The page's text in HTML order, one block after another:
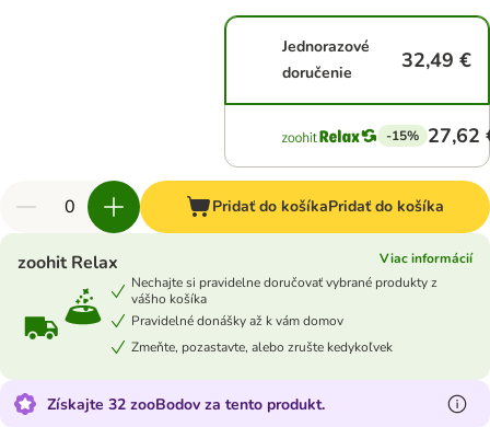
Jednorazové
doručenie
32,49 €
-15% 27,62
Pridať do košíkaPridať do košíka
zoohit Relax
Viac informácií
Nechajte si pravidelne doručovať vybrané produkty z
vášho košíka
Pravidelné donášky až k vám domov
Zmeňte, pozastavte, alebo zrušte kedykoľvek
Získajte 32 zooBodov za tento produkt.